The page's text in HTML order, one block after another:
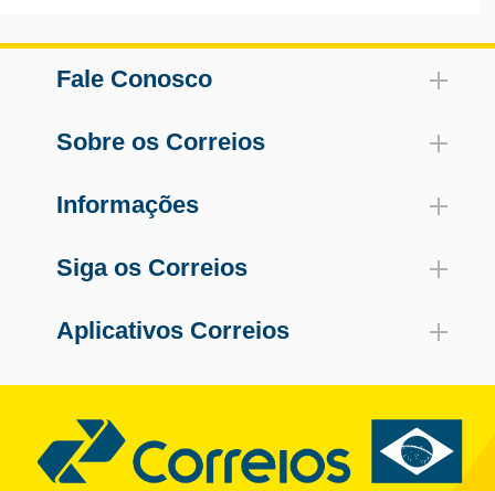
Fale Conosco
Sobre os Correios
Informações
Siga os Correios
Aplicativos Correios